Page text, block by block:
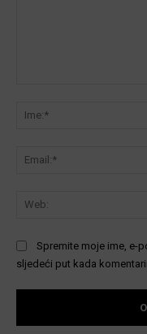
Spremite moje ime, e-
sljedeći put kada